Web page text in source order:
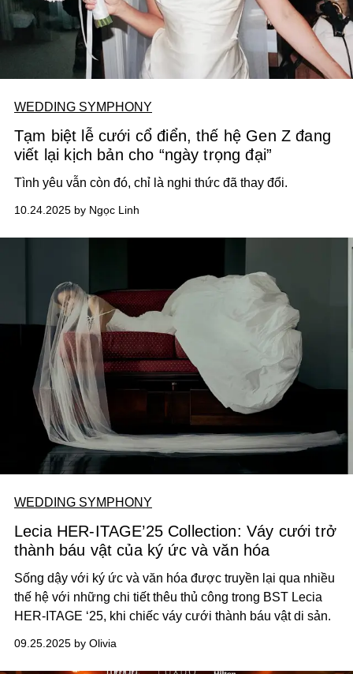
WEDDING SYMPHONY
Tạm biệt lễ cưới cổ điển, thế hệ Gen Z đang
viết lại kịch bản cho “ngày trọng đại”
Tình yêu vẫn còn đó, chỉ là nghi thức đã thay đổi.
10.24.2025 by Ngọc Linh
WEDDING SYMPHONY
Lecia HER-ITAGE’25 Collection: Váy cưới trở
thành báu vật của ký ức và văn hóa
Sống dậy với ký ức và văn hóa được truyền lại qua nhiều
thế hệ với những chi tiết thêu thủ công trong BST Lecia
HER-ITAGE ‘25, khi chiếc váy cưới thành báu vật di sản.
09.25.2025 by Olivia